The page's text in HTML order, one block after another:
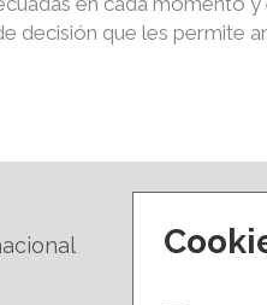
decisión que les permite